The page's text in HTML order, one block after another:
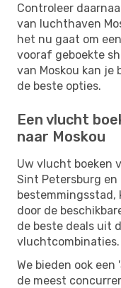
Controleer
van luchthaven
het nu gaat om
vooraf geboekte
van Moskou kan
de beste opties.
Een vlucht
naar Moskou
Uw vlucht boeken
Sint Petersburg en
bestemmingsstad,
door de
de beste deals uit
vluchtcombinaties.
We bieden ook
de meest